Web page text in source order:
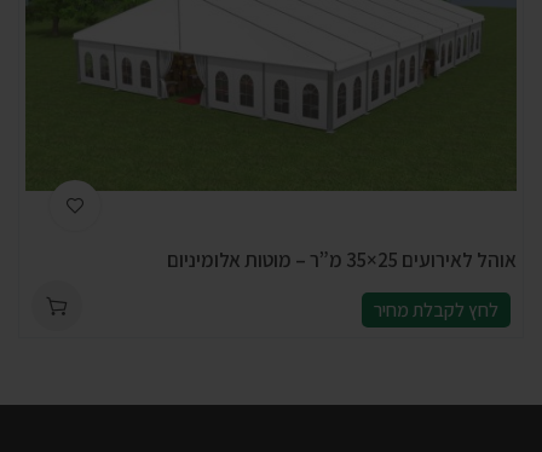
אוהל לאירועים 25×35 מ”ר – מוטות אלומיניום
לחץ לקבלת מחיר